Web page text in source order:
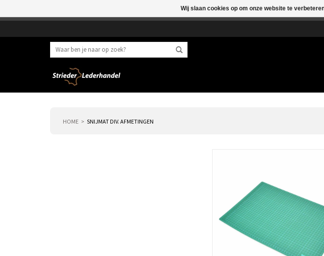
HOME SNIJMAT DIV. AFMETINGEN
Wij slaan cookies op om onze website te
Beste klant, I.v.m. de vakantieperiode zijn wij in